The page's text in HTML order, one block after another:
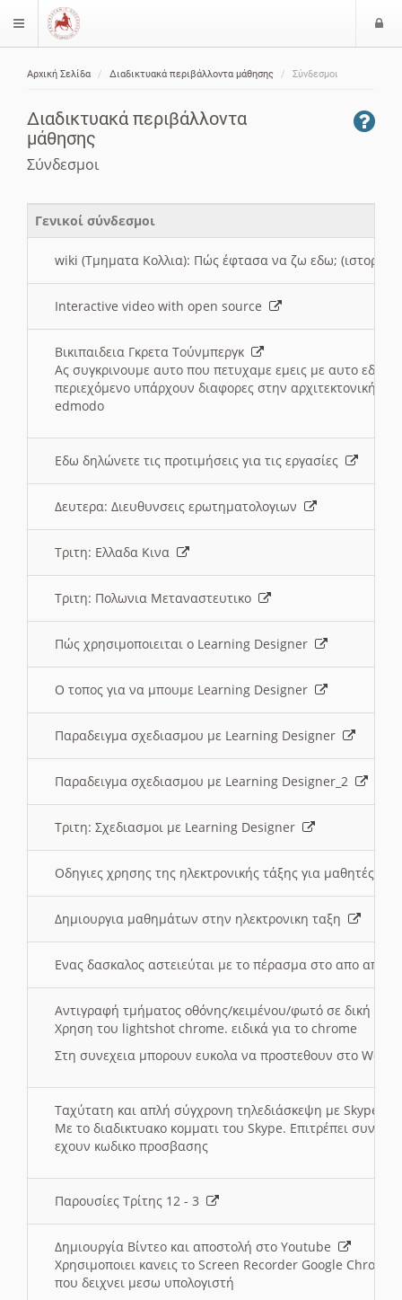
$langMenu
Αρχική Σελίδα Διαδικτυακά περιβάλλοντα μάθησης Σύνδεσμοι
Διαδικτυακά περιβάλλοντα
μάθησης
Σύνδεσμοι
Γενικοί σύνδεσμοι
wiki (Τμηματα Κολλια): Πώς έφτασα να ζω εδω; (ιστορια)
Interactive video with open source
Βικιπαιδεια Γκρετα Τούνμπεργκ
Ας συγκρινουμε αυτο που πετυχαμε εμεις με αυτο εδω
περιεχόμενο υπάρχουν διαφορες στην αρχιτεκτονική
edmodo
Εδω δηλώνετε τις προτιμήσεις για τις εργασίες
Δευτερα: Διευθυνσεις ερωτηματολογιων
Τριτη: Ελλαδα Κινα
Τριτη: Πολωνια Μεταναστευτικο
Πώς χρησιμοποιειται ο Learning Designer
O τοπος για να μπουμε Learning Designer
Παραδειγμα σχεδιασμου με Learning Designer
Παραδειγμα σχεδιασμου με Learning Designer_2
Τριτη: Σχεδιασμοι με Learning Designer
Οδηγιες χρησης της ηλεκτρονικής τάξης για μαθητές
Δημιουργια μαθημάτων στην ηλεκτρονικη ταξη
Ενας δασκαλος αστειεύται με το πέρασμα στο απο
Αντιγραφή τμήματος οθόνης/κειμένου/φωτό σε δική
Χρηση του lightshot chrome. ειδικά για το chrome
Στη συνεχεια μπορουν ευκολα να προστεθουν στο Word
Ταχύτατη και απλή σύγχρονη τηλεδιάσκεψη με Skype
Με το διαδικτυακο κομματι του Skype. Επιτρέπει
εχουν κωδικο προσβασης
Παρουσίες Τρίτης 12 - 3
Δημιουργία Βίντεο και αποστολή στο Youtube
Χρησιμοποιει κανεις το Screen Recorder Google Chrome
που δειχνει μεσω υπολογιστή